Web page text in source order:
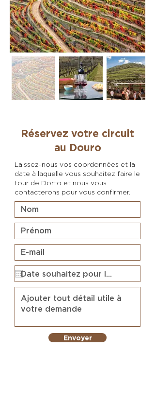
Réservez votre circuit
au Douro
Laissez-nous vos coordonnées et la
date à laquelle vous souhaitez faire le
tour de Dorto et nous vous
contacterons pour vous confirmer.
Envoyer